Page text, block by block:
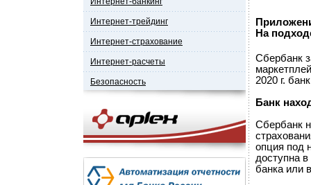
Интернет-трейдинг
Интернет-страхование
Интернет-расчеты
Безопасность
На
Сбербанк
2020 г.
Банк
Сбербанк
опция под
доступна
банка или